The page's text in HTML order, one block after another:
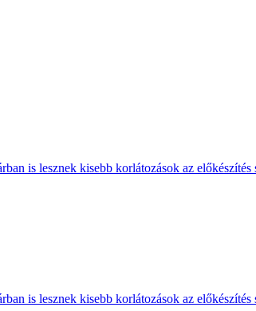
is lesznek kisebb korlátozások az előkészítés
is lesznek kisebb korlátozások az előkészítés